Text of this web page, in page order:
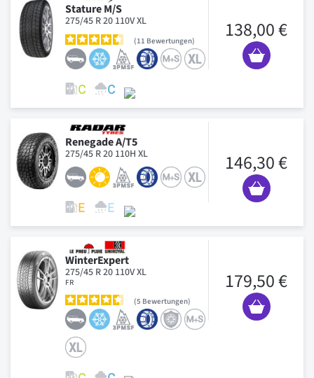
Stature M/S
275/45 R 20 110V XL
11 Bewertungen 138,00 €
Renegade A/T5
275/45 R 20 110H XL 146,30 €
WinterExpert
275/45 R 20 110V XL
FR
5 Bewertungen
179,50 €